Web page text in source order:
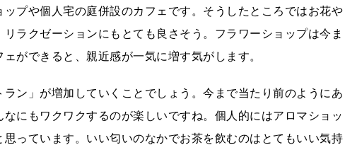
プや個人宅の庭併設のカフェです。そうしたところではお花や
ラクゼーションにもとても良さそう。フラワーショップは今ま
ができると、親近感が一気に増す気がします。
ン」が増加していくことでしょう。今まで当たり前のようにあ
にもワクワクするのが楽しいですね。個人的にはアロマショッ
っています。いい匂いのなかでお茶を飲むのはとてもいい気持